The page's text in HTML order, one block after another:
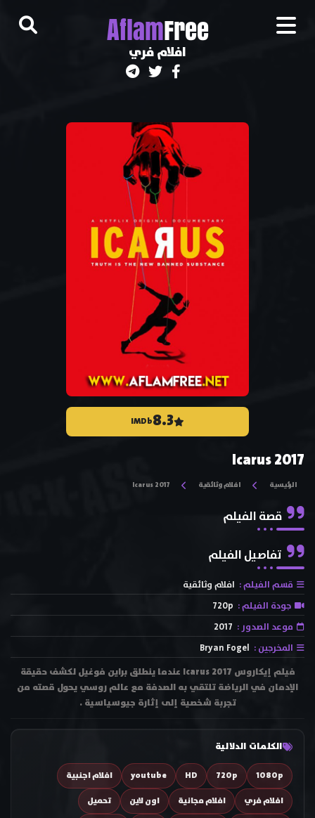
AflamFree
افلام فري
8.3
IMDb
Icarus 2017
الرئيسية افلام وثائقية Icarus 2017
قصة الفيلم
تفاصيل الفيلم
قسم الفيلم : افلام وثائقية
جودة الفيلم : 720p
موعد الصدور : 2017
المخرجين : Bryan Fogel
فيلم إيكاروس Icarus 2017 عندما ينطلق براين فوغيل لكشف حقيقة
الإدمان في الرياضة تلتقي به الصدفة مع عالم روسي يحول قصته من
تجربة شخصية إلى إثارة جيوسياسية .
الكلمات الدلالية
1080p
720p
HD
youtube
افلام اجنبية
افلام فري
افلام مجانية اون لاين
تحميل